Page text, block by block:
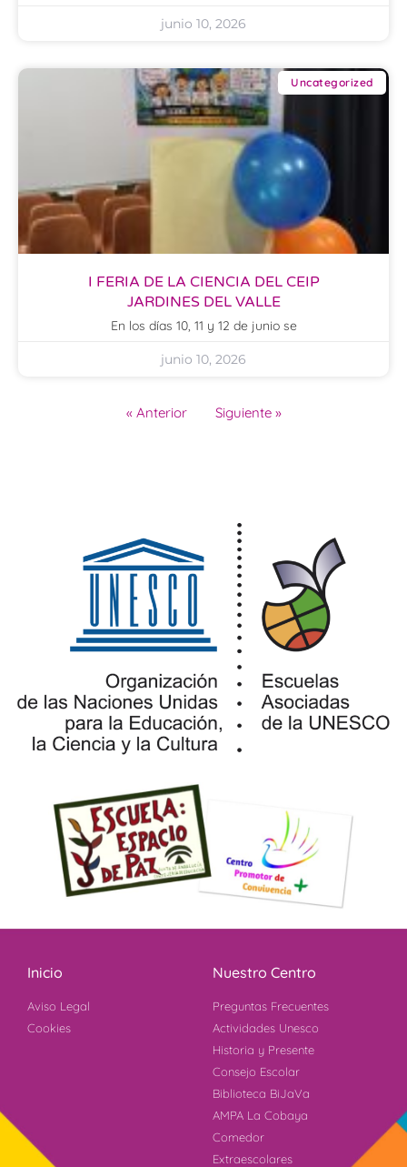
junio 10, 2026
Uncategorized
I FERIA DE LA CIENCIA DEL CEIP
JARDINES DEL VALLE
En los días 10, 11 y 12 de junio se
junio 10, 2026
« Anterior Siguiente »
Inicio
Aviso Legal
Cookies
Nuestro Centro
Preguntas Frecuentes
Actividades Unesco
Historia y Presente
Consejo Escolar
Biblioteca BiJaVa
AMPA La Cobaya
Comedor
Extraescolares